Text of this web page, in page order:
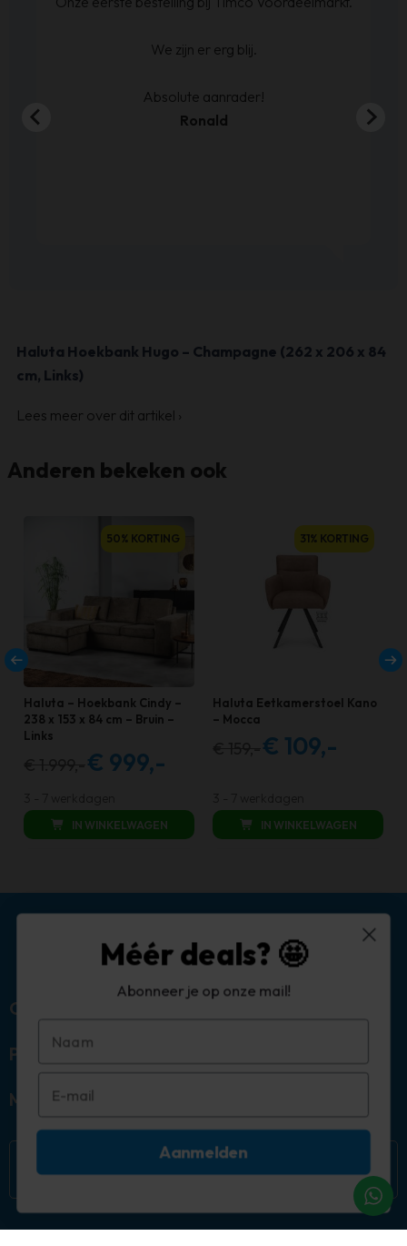
We zijn er erg blij.
Absolute aanrader!
Ronald
Haluta Hoekbank Hugo – Champagne (262 x 206 x 84
cm, Links)
Lees meer over dit artikel ›
Anderen bekeken ook
Haluta – Hoekbank Cindy –
238 x 153 x 84 cm – Bruin –
Links
Oorspronkelijke
was:
€ 1.999,00.
€ 999,-
is:
€ 999,00.
50% KORTING
IN WINKELWAGEN
Haluta Eetkamerstoel Kano
– Mocca
Oorspronkelijke
€ 109,-
31% KORTING
IN WINKELWAGEN
Over ons
Populaire categorieën
Mijn account
Méér deals? 🤩
Abonneer je op onze mail!
Aanmelden